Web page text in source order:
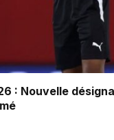
: Nouvelle